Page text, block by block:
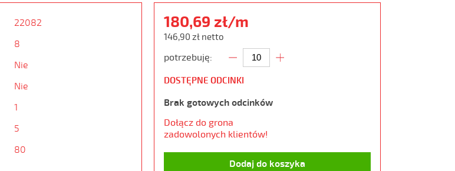
22082
8
Nie
Nie
1
5
80
180,69 zł/m
146,90 zł netto
potrzebuję:
DOSTĘPNE ODCINKI
Brak gotowych odcinków
Dołącz do grona
zadowolonych klientów!
Dodaj do koszyka